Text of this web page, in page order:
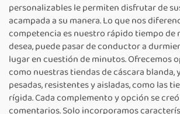
personalizables le permiten disfrutar de
acampada a su manera. Lo que nos
competencia es nuestro rápido tiempo de
desea, puede pasar de conductor a
lugar en cuestión de minutos. Ofrecemos
como nuestras tiendas de cáscara blanda,
pesadas, resistentes y aisladas, como las
rígida. Cada complemento y opción se
comentarios. Solo incorporamos